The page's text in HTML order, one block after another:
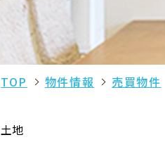
TOP 物件情報 売買物件
土地